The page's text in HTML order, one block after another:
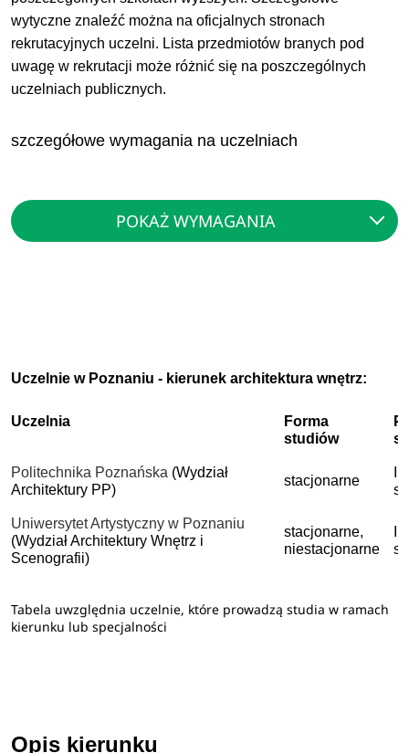
wytyczne znaleźć można na oficjalnych stronach
rekrutacyjnych uczelni. Lista przedmiotów branych pod
uwagę w rekrutacji może różnić się na poszczególnych
uczelniach publicznych.
szczegółowe wymagania na uczelniach
POKAŻ WYMAGANIA
Uczelnie w Poznaniu - kierunek architektura wnętrz:
Uczelnia
Forma
studiów
Politechnika Poznańska (Wydział
Architektury PP)
stacjonarne
Uniwersytet Artystyczny w Poznaniu
(Wydział Architektury Wnętrz i
Scenografii)
stacjonarne,
niestacjonarne
Tabela uwzględnia uczelnie, które prowadzą studia w ramach
kierunku lub specjalności
Opis kierunku